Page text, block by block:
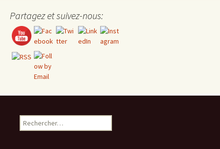
Partagez et suivez-nous:
Rechercher :